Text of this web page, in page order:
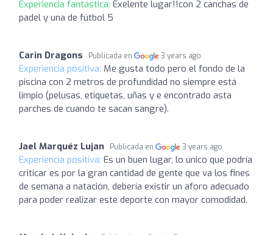
Experiencia fantástica: Exelente lugar!!con 2 canchas de
padel y una de fútbol 5
Carin Dragons Publicada en 3 years ago
Experiencia positiva: Me gusta todo pero el fondo de la
piscina con 2 metros de profundidad no siempre está
limpio (pelusas, etiquetas, uñas y e encontrado asta
parches de cuando te sacan sangre).
Jael Marquéz Lujan Publicada en 3 years ago
Experiencia positiva: Es un buen lugar, lo único que podría
criticar es por la gran cantidad de gente que va los fines
de semana a natación, debería existir un aforo adecuado
para poder realizar este deporte con mayor comodidad.